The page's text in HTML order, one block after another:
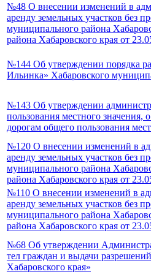
№48 О внесении изменений в
аренду земельных участков без
муниципального района
района Хабаровского края от
№144 Об утверждении порядка
Ильинка» Хабаровского
№143 Об утверждении
пользования местного
дорогам общего пользования
№120 О внесении изменений в
аренду земельных участков без
муниципального района
района Хабаровского края от
№110 О внесении изменений в
аренду земельных участков без
муниципального района
района Хабаровского края от
№68 Об утверждении
тел граждан и выдачи
Хабаровского края»